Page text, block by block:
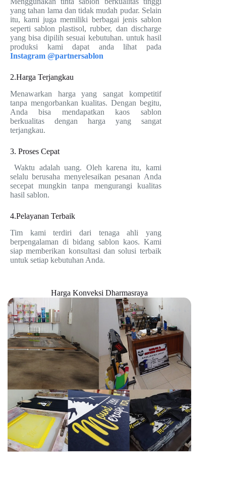
yang tahan lama dan tidak mudah pudar. Selain
itu, kami juga memiliki berbagai jenis sablon
seperti sablon plastisol, rubber, dan discharge
yang bisa dipilih sesuai kebutuhan. untuk hasil
produksi kami dapat anda lihat pada
Instagram @partnersablon
2.Harga Terjangkau
Menawarkan harga yang sangat kompetitif
tanpa mengorbankan kualitas. Dengan begitu,
Anda bisa mendapatkan kaos sablon
berkualitas dengan harga yang sangat
terjangkau.
3. Proses Cepat
Waktu adalah uang. Oleh karena itu, kami
selalu berusaha menyelesaikan pesanan Anda
secepat mungkin tanpa mengurangi kualitas
hasil sablon.
4.Pelayanan Terbaik
Tim kami terdiri dari tenaga ahli yang
berpengalaman di bidang sablon kaos. Kami
siap memberikan konsultasi dan solusi terbaik
untuk setiap kebutuhan Anda.
Harga Konveksi Dharmasraya